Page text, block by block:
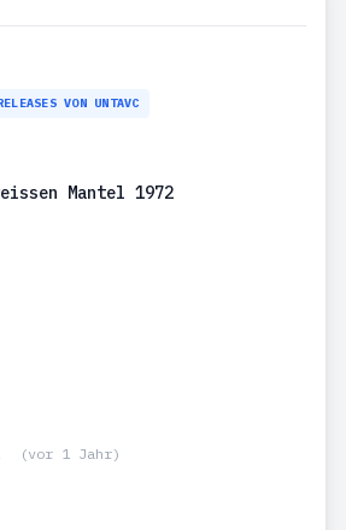
VON UNTAVC
Mantel 1972
(vor 1 Jahr)